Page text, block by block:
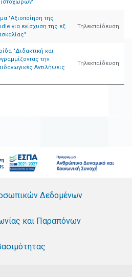
ιστοχώρων"
"Αξιοποίηση της
για ενίσχυση της εξ
Τηλεκπαίδευση
"Διδακτική και
την
Αντιλήψεις
Τηλεκπαίδευση
Δεδομένων
και Παραπόνων